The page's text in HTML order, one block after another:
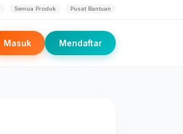
Semua Produk Pusat Bantuan
Masuk Mendaftar